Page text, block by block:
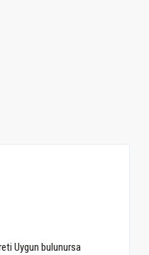
Uygun bulunursa